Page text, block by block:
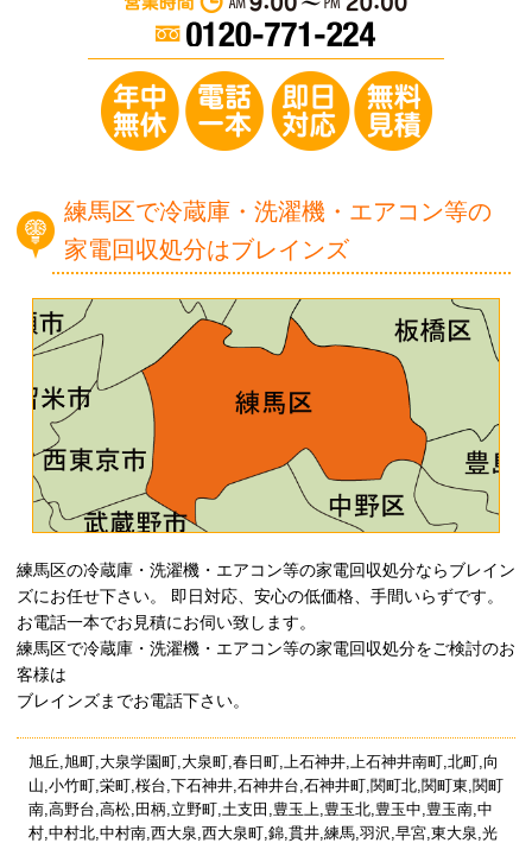
練馬区で冷蔵庫・洗濯機・エアコン等の
家電回収処分はブレインズ
練馬区の冷蔵庫・洗濯機・エアコン等の家電回収処分ならブレイン
ズにお任せ下さい。 即日対応、安心の低価格、手間いらずです。
お電話一本でお見積にお伺い致します。
練馬区で冷蔵庫・洗濯機・エアコン等の家電回収処分をご検討のお
客様は
ブレインズまでお電話下さい。
旭丘,旭町,大泉学園町,大泉町,春日町,上石神井,上石神井南町,北町,向
山,小竹町,栄町,桜台,下石神井,石神井台,石神井町,関町北,関町東,関町
南,高野台,高松,田柄,立野町,土支田,豊玉上,豊玉北,豊玉中,豊玉南,中
村,中村北,中村南,西大泉,西大泉町,錦,貫井,練馬,羽沢,早宮,東大泉,光